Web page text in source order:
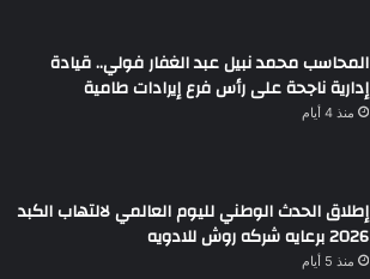
المحاسب محمد نبيل عبد الغفار فولي.. قيادة
إدارية ناجحة على رأس فرع إيرادات طامية
منذ 4 أيام
إطلاق الحدث الوطني لليوم العالمي لالتهاب الكبد
2026 برعايه شركه روش للادويه
منذ 5 أيام